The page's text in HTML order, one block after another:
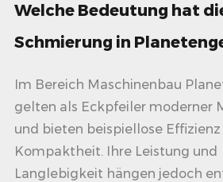
Welche Bedeutung hat
Schmierung in
Im Bereich Maschinenbau
gelten als Eckpfeiler moderner
und bieten beispiellose Effizienz
Kompaktheit. Ihre Leistung und
Langlebigkeit hängen jedoch